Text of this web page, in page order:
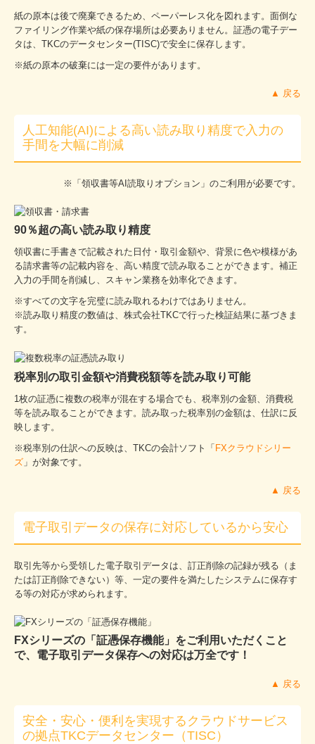
紙の原本は後で廃棄できるため、ペーパーレス化を図れます。面倒な
ファイリング作業や紙の保存場所は必要ありません。証憑の電子デー
タは、TKCのデータセンター(TISC)で安全に保存します。
※紙の原本の破棄には一定の要件があります。
▲ 戻る
人工知能(AI)による高い読み取り精度で入力の
手間を大幅に削減
※「領収書等AI読取りオプション」のご利用が必要です。
90％超の高い読み取り精度
領収書に手書きで記載された日付・取引金額や、背景に色や模様があ
る請求書等の記載内容を、高い精度で読み取ることができます。補正
入力の手間を削減し、スキャン業務を効率化できます。
※すべての⽂字を完璧に読み取れるわけではありません。
※読み取り精度の数値は、株式会社TKCで⾏った検証結果に基づきま
す。
税率別の取引金額や消費税額等を読み取り可能
1枚の証憑に複数の税率が混在する場合でも、税率別の金額、消費税
等を読み取ることができます。読み取った税率別の金額は、仕訳に反
映します。
※税率別の仕訳への反映は、TKCの会計ソフト「 FXクラウドシリー
ズ 」が対象です。
▲ 戻る
電子取引データの保存に対応しているから安心
取引先等から受領した電子取引データは、訂正削除の記録が残る（ま
たは訂正削除できない）等、一定の要件を満たしたシステムに保存す
る等の対応が求められます。
FXシリーズの「証憑保存機能」をご利用いただくこと
で、電子取引データ保存への対応は万全です！
▲ 戻る
安全・安心・便利を実現するクラウドサービス
の拠点TKCデータセンター（TISC）